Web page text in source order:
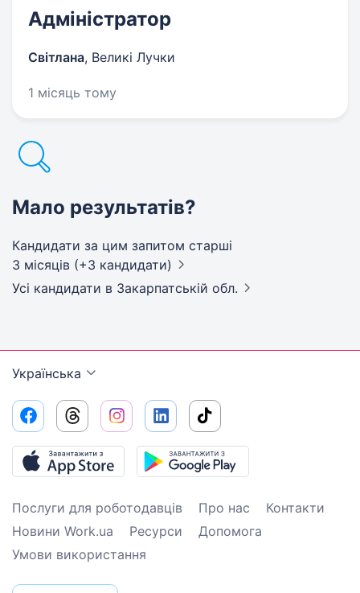
Адміністратор
Світлана, Великі Лучки
1 місяць тому
Мало результатів?
Кандидати за цим запитом старші
3 місяців (+3 кандидати)
Усі кандидати в Закарпатській обл.
Українська
Послуги для роботодавців Про нас
Контакти
Новини Work.ua
Ресурси
Допомога
Умови використання